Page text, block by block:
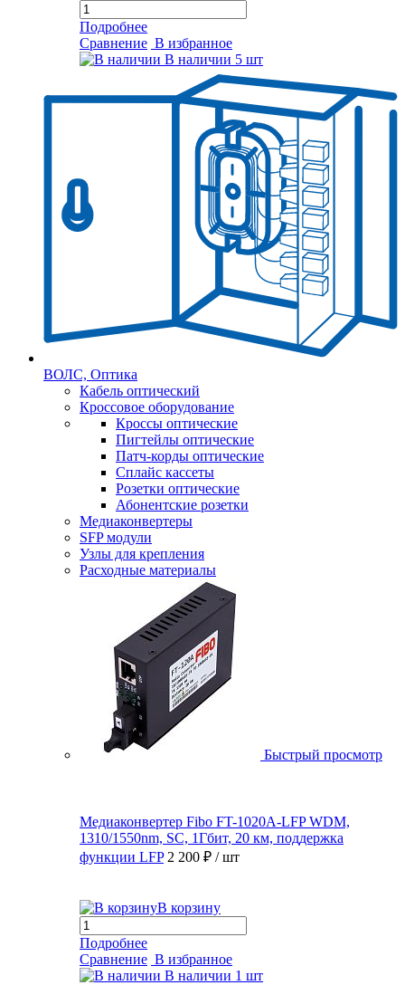
Подробнее
Сравнение В избранное
В наличии 5 шт
ВОЛС, Оптика
Кабель оптический
Кроссовое оборудование
Кроссы оптические
Пигтейлы оптические
Патч-корды оптические
Сплайс кассеты
Розетки оптические
Абонентские розетки
Медиаконвертеры
SFP модули
Узлы для крепления
Расходные материалы
Быстрый просмотр
Медиаконвертер Fibo FT-1020A-LFP WDM,
1310/1550nm, SC, 1Гбит, 20 км, поддержка
функции LFP 2 200 ₽ / шт
В корзину
Подробнее
Сравнение В избранное
В наличии 1 шт